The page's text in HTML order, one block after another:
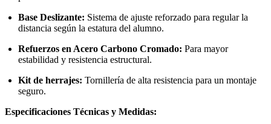
Base Deslizante: Sistema de ajuste reforzado para regular la
distancia según la estatura del alumno.
Refuerzos en Acero Carbono Cromado: Para mayor
estabilidad y resistencia estructural.
Kit de herrajes: Tornillería de alta resistencia para un montaje
seguro.
Especificaciones Técnicas y Medidas: